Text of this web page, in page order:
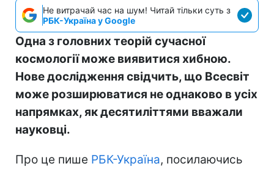
Не витрачай час на шум! Читай тільки суть з
РБК-Україна у Google
Одна з головних теорій сучасної
космології може виявитися хибною.
Нове дослідження свідчить, що Всесвіт
може розширюватися не однаково в усіх
напрямках, як десятиліттями вважали
науковці.
Про це пише РБК-Україна, посилаючись